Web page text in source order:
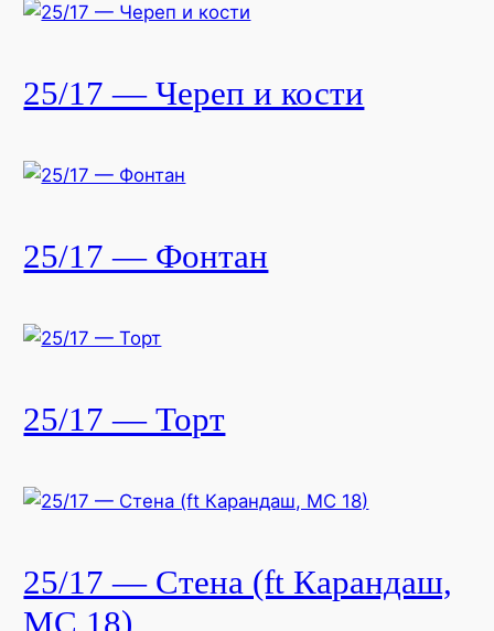
25/17 — Череп и кости
25/17 — Фонтан
25/17 — Торт
25/17 — Стена (ft Карандаш,
МС 18)